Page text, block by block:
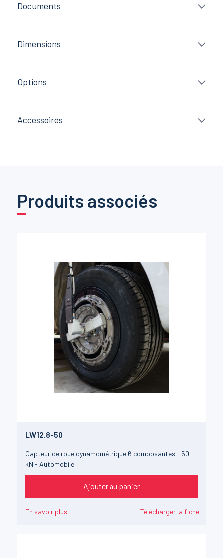
Documents
Dimensions
Options
Accessoires
Produits associés
LW12.8-50
Capteur de roue dynamométrique 6 composantes - 50
kN - Automobile
Ajouter au panier
En savoir plus Télécharger la fiche